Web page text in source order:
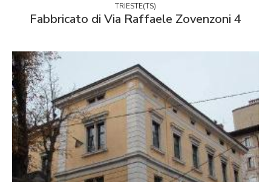
TRIESTE(TS)
Fabbricato di Via Raffaele Zovenzoni 4